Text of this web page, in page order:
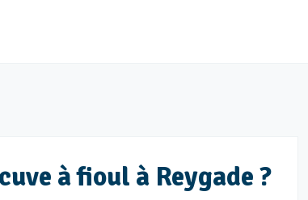
à fioul à Reygade ?